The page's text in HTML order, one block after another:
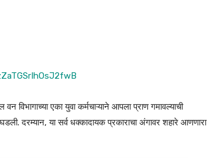
वन विभागाच्या एका युवा कर्मचाऱ्याने आपला प्राण गमावल्याची
दरम्यान, या सर्व धक्कादायक प्रकाराचा अंगावर शहारे आणणारा